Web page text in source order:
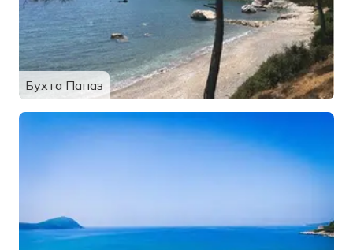
Бухта Папаз